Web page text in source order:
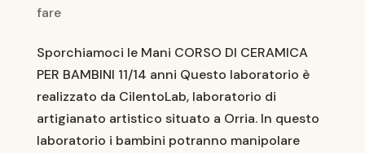
fare
Sporchiamoci le Mani CORSO DI CERAMICA
PER BAMBINI 11/14 anni Questo laboratorio è
realizzato da CilentoLab, laboratorio di
artigianato artistico situato a Orria. In questo
laboratorio i bambini potranno manipolare